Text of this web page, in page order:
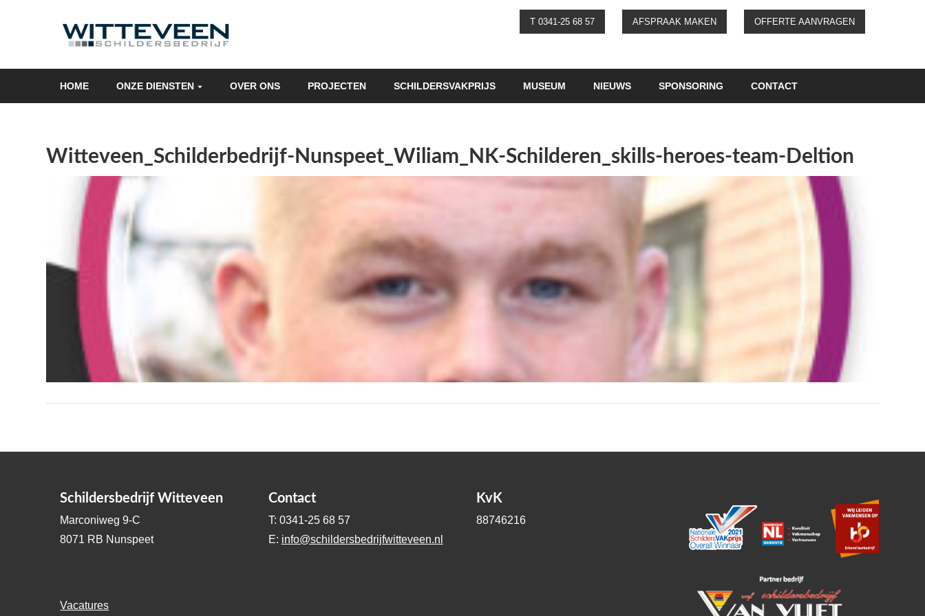
HOME ONZE DIENSTEN OVER ONS PROJECTEN SCHILDERSVAKPRIJS MUSEUM NIEUWS SPONSORING CONTACT
T 0341-25 68 57 AFSPRAAK MAKEN OFFERTE AANVRAGEN
Witteveen_Schilderbedrijf-Nunspeet_Wiliam_NK-Schilderen_skills-heroes-team-Deltion
Schildersbedrijf Witteveen
Marconiweg 9-C
8071 RB Nunspeet
Vacatures
Contact
T: 0341-25 68 57
E: info@schildersbedrijfwitteveen.nl
KvK
88746216